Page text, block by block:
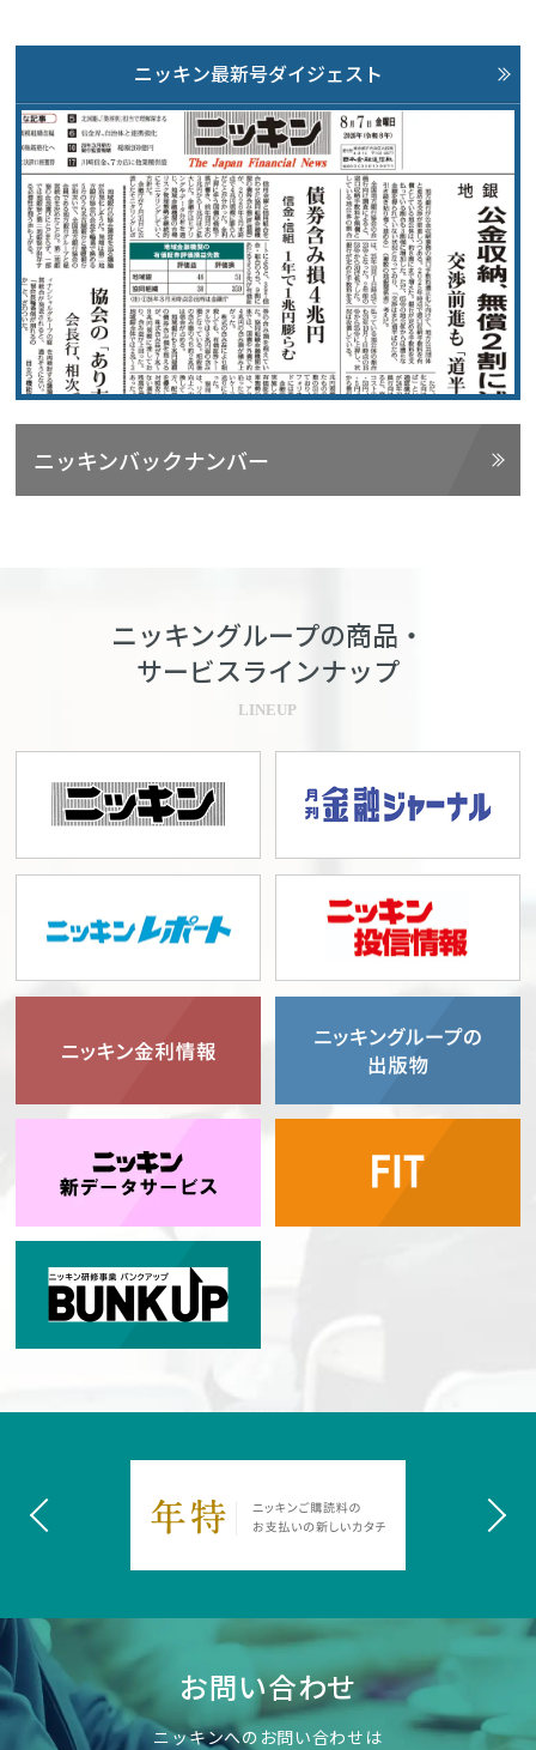
ニッキン最新号ダイジェスト
ニッキンバックナンバー
ニッキングループの商品・
サービスラインナップ
LINEUP
お問い合わせ
ニッキンへのお問い合わせは